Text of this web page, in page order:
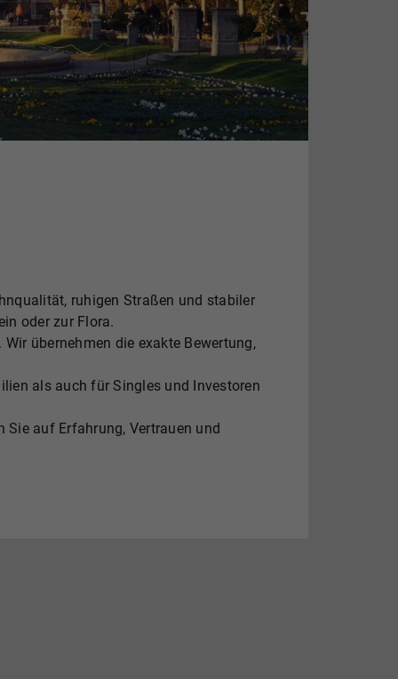
ruhigen Straßen und stabiler
oder zur Flora.
übernehmen die exakte Bewertung,
als auch für Singles und Investoren
auf Erfahrung, Vertrauen und